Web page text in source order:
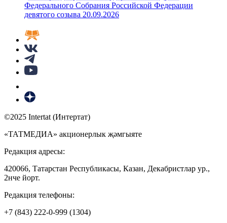
Федерального Собрания Российской Федерации
девятого созыва 20.09.2026
©2025 Intertat (Интертат)
«ТАТМЕДИА» акционерлык җәмгыяте
Редакция адресы:
420066, Татарстан Республикасы, Казан, Декабристлар ур.,
2нче йорт.
Редакция телефоны:
+7 (843) 222-0-999 (1304)